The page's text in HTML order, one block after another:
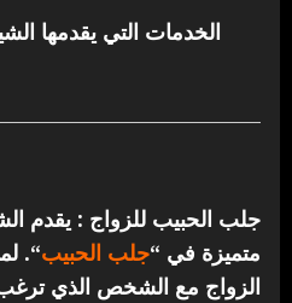
الخدمات التي يقدمها
جلب الحبيب للزواج : يقدم
متميزة في “جلب الحبيب“.
الزواج مع الشخص الذي